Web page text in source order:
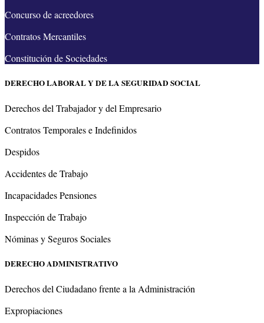
Concurso de acreedores
Contratos Mercantiles
Constitución de Sociedades
DERECHO LABORAL Y DE LA SEGURIDAD SOCIAL
Derechos del Trabajador y del Empresario
Contratos Temporales e Indefinidos
Despidos
Accidentes de Trabajo
Incapacidades Pensiones
Inspección de Trabajo
Nóminas y Seguros Sociales
DERECHO ADMINISTRATIVO
Derechos del Ciudadano frente a la Administración
Expropiaciones